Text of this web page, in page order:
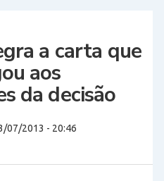
a carta que
aos
da decisão
07/2013 - 20:46